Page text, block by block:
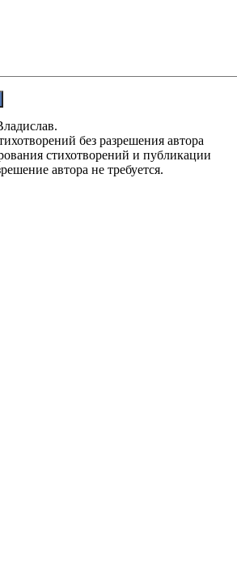
без разрешения автора
стихотворений и публикации
автора не требуется.